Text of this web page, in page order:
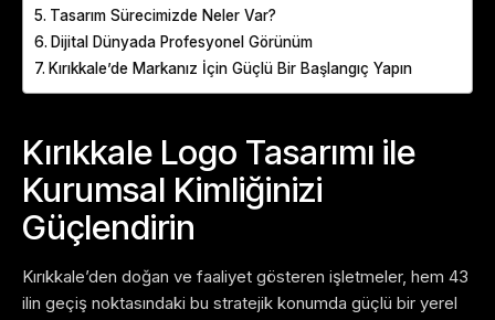
Tasarım Sürecimizde Neler Var?
Dijital Dünyada Profesyonel Görünüm
Kırıkkale’de Markanız İçin Güçlü Bir Başlangıç Yapın
Kırıkkale Logo Tasarımı ile
Kurumsal Kimliğinizi
Güçlendirin
Kırıkkale’den doğan ve faaliyet gösteren işletmeler, hem 43
ilin geçiş noktasındaki bu stratejik konumda güçlü bir yerel